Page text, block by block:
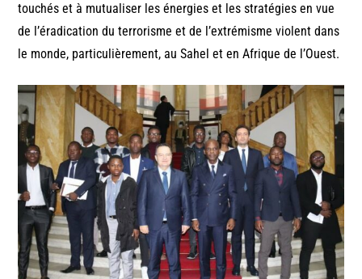
touchés et à mutualiser les énergies et les stratégies en vue
de l’éradication du terrorisme et de l’extrémisme violent dans
le monde, particulièrement, au Sahel et en Afrique de l’Ouest.